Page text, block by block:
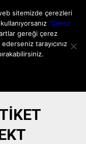
DUYURU
sitemizde çerezleri
“Çerez
gereği çerez
tarayıcınız